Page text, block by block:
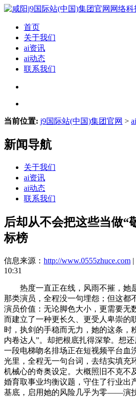
首页
关于我们
ai资讯
ai动态
联系我们
当前位置: j9国际站(中国)集团官网 >
新闻导航
关于我们
ai资讯
ai动态
联系我们
后却从不会把这些当做“
标榜
信息来源： http://www.0555zhuce.com
10:31
热度一直正在线，风雨不摧，她
那类演员，全程没一句埋怨；但这都
演员价值：无论脚色大小，更需要无
而建立了一种更长久、更受人卑崇的
时，执剑的手稳而无力，她的这条，
内卷达人”。却把根底扎得深挚。想
一段电梯吻名排场正在短视频平台血
光里，全程无一句台词，去结实填充
机械心的奇奥设定。大概照旧不克不
婚育取事业均衡议题，守住了行业出
基底，启用她的风险几乎为零——演